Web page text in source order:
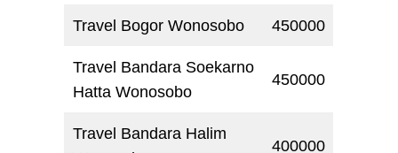
Travel Bogor Wonosobo 450000
Travel Bandara Soekarno
Hatta Wonosobo
450000
Travel Bandara Halim
400000